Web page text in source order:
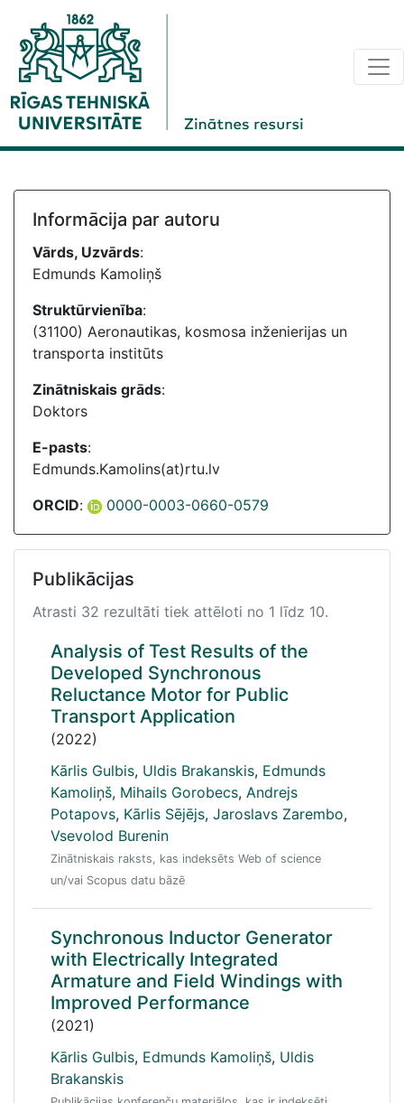
Informācija par autoru
Vārds, Uzvārds:
Edmunds Kamoliņš
Struktūrvienība:
(31100) Aeronautikas, kosmosa inženierijas un
transporta institūts
Zinātniskais grāds:
Doktors
E-pasts:
Edmunds.Kamolins(at)rtu.lv
ORCID: 0000-0003-0660-0579
Publikācijas
Atrasti 32 rezultāti tiek attēloti no 1 līdz 10.
Analysis of Test Results of the
Developed Synchronous
Reluctance Motor for Public
Transport Application
(2022)
Kārlis Gulbis, Uldis Brakanskis, Edmunds
Kamoliņš, Mihails Gorobecs, Andrejs
Potapovs, Kārlis Sējējs, Jaroslavs Zarembo,
Vsevolod Burenin
Zinātniskais raksts, kas indeksēts Web of science
un/vai Scopus datu bāzē
Synchronous Inductor Generator
with Electrically Integrated
Armature and Field Windings with
Improved Performance
(2021)
Kārlis Gulbis, Edmunds Kamoliņš, Uldis
Brakanskis